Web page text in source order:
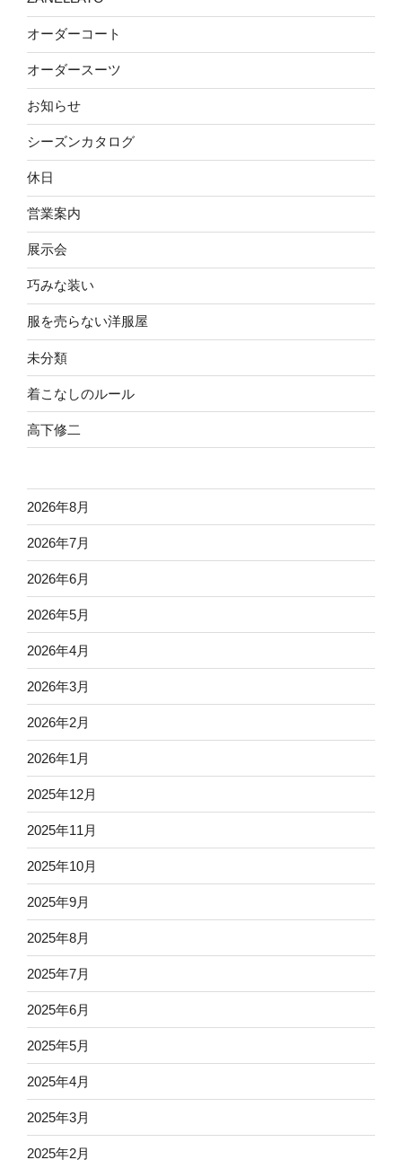
オーダーコート
オーダースーツ
お知らせ
シーズンカタログ
休日
営業案内
展示会
巧みな装い
服を売らない洋服屋
未分類
着こなしのルール
高下修二
2026年8月
2026年7月
2026年6月
2026年5月
2026年4月
2026年3月
2026年2月
2026年1月
2025年12月
2025年11月
2025年10月
2025年9月
2025年8月
2025年7月
2025年6月
2025年5月
2025年4月
2025年3月
2025年2月